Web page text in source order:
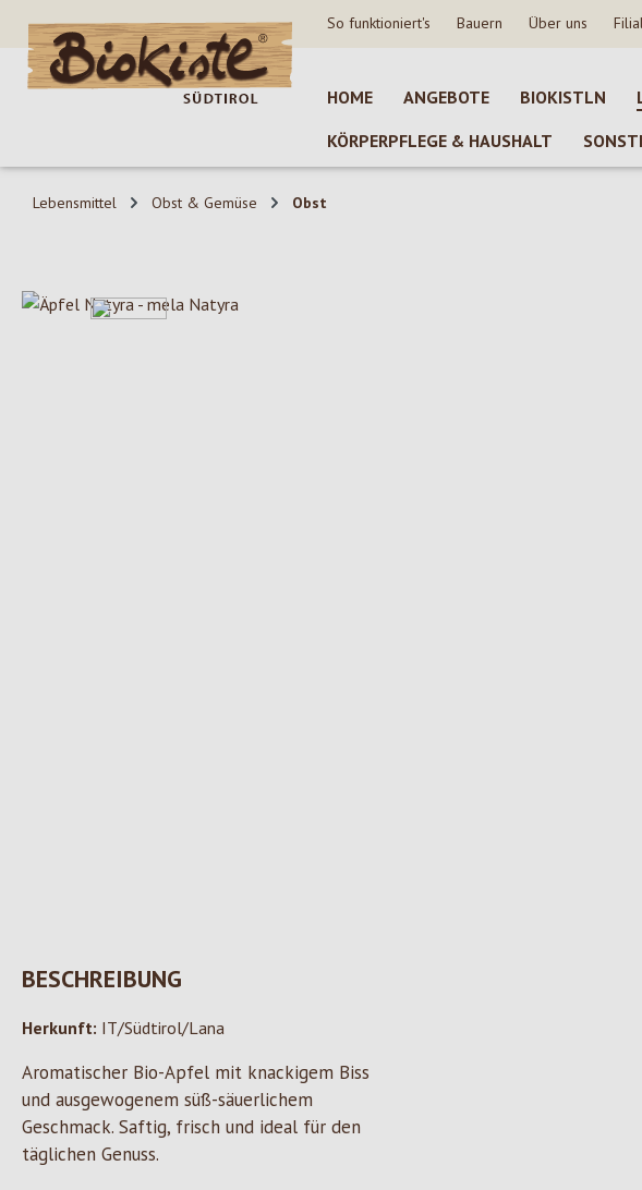
Hauptinhalt springen
Zur Suche springen
Zur Hauptnavigation springen So funktioniert's Bauern Über uns
HOME ANGEBOTE BIOKISTLN
KÖRPERPFLEGE & HAUSHALT
Lebensmittel Obst & Gemüse Obst
Bildergalerie überspringen
BESCHREIBUNG
Herkunft: IT/Südtirol/Lana
Aromatischer Bio-Apfel mit knackigem Biss
und ausgewogenem süß-säuerlichem
Geschmack. Saftig, frisch und ideal für den
täglichen Genuss.